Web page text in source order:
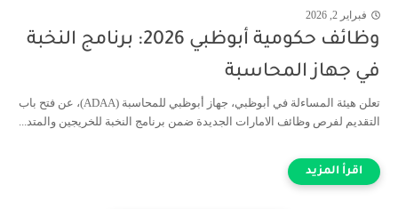
فبراير 2, 2026
وظائف حكومية أبوظبي 2026: برنامج النخبة
في جهاز المحاسبة
تعلن هيئة المساءلة في أبوظبي، جهاز أبوظبي للمحاسبة (ADAA)، عن فتح باب
التقديم لفرص وظائف الامارات الجديدة ضمن برنامج النخبة للخريجين والمتد...